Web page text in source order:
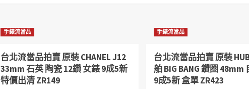
手錶流當品
台北流當品拍賣 原裝 CHANEL J12
33mm 石英 陶瓷 12鑽 女錶 9成5新
特價出清 ZR149
手錶流當品
台北流當品拍賣 原裝
舶 BIG BANG 鑽圈 48mm
9成5新 盒單 ZR423